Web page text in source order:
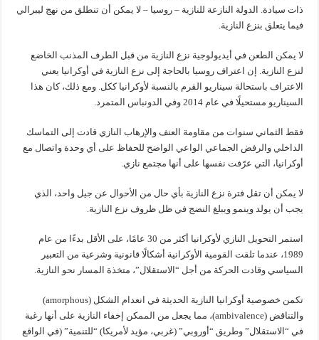
ذات سيادة. الدولة النازعة للنازية – روسيا – لا يمكن أن تنطلق من نهج ليبرالي
فيما يتعلق بنزع النازية.
لا يمكن الطعن في أيديولوجية نزع النازية من قبل الطرف المذنب الخاضع
لنزع النازية. إن اعتراف روسيا بالحاجة إلى نزع النازية في أوكرانيا يعني
الاعتراف باستحالة سيناريو القرم بالنسبة لأوكرانيا ككل. ومع ذلك، كان هذا
السيناريو مستحيلًا في عام 2014 وفي الدونباس المتمرد.
فقط الثماني سنوات من مقاومة العنف والإرهاب النازي قادت إلى التماسك
الداخلي والرفض الجماعي الواعي الواضح للحفاظ على أي وحدة واتصال مع
أوكرانيا، التي عرّفت نفسها على أنها مجتمع نازي.
لا يمكن أن تقل فترة نزع النازية بأي حال من الأحوال عن جيل واحد، الذي
يجب أن يولد وينمو ويبلغ النضج في ظل ظروف نزع النازية.
استمر التحويل النازي لأوكرانيا أكثر من 30 عامًا، على الأقل بدءًا من عام
1989، عندما تلقت القومية الأوكرانية أشكالًا قانونية وشرعية من التعبير
السياسي وقادت الحركة من أجل “الاستقلال”، متخذة المسار نحو النازية.
تكمن خصوصية أوكرانيا النازية الحديثة في انعدام الشكل (amorphous)
والتناقض (ambivalence)، مما يجعل من الممكن إخفاء النازية على أنها رغبة
في “الاستقلال” وطريق “أوروبي” (غربي، مؤيد لأمريكا) “للتنمية” (في الواقع